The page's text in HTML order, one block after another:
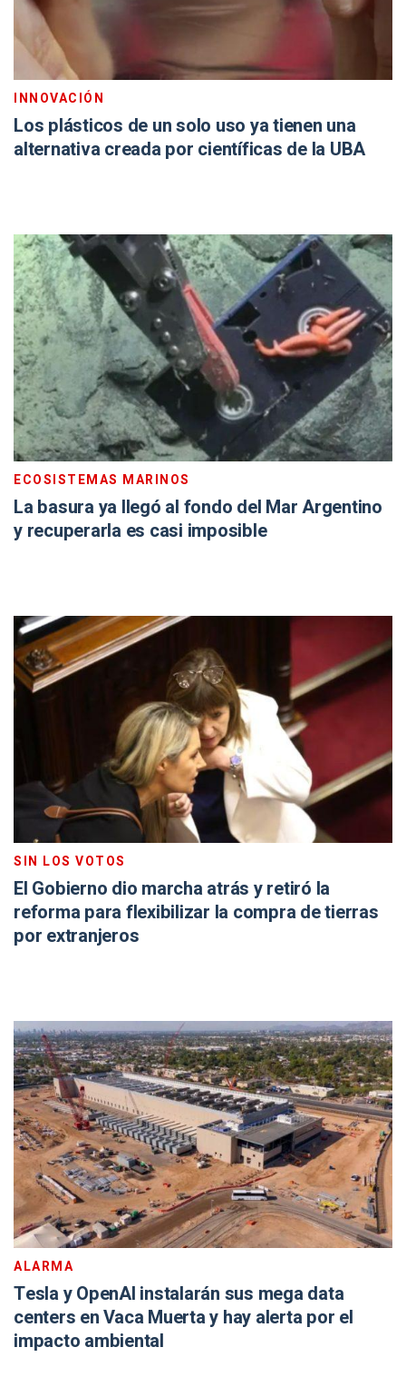
INNOVACIÓN
Los plásticos de un solo uso ya tienen una
alternativa creada por científicas de la UBA
ECOSISTEMAS MARINOS
La basura ya llegó al fondo del Mar Argentino
y recuperarla es casi imposible
SIN LOS VOTOS
El Gobierno dio marcha atrás y retiró la
reforma para flexibilizar la compra de tierras
por extranjeros
ALARMA
Tesla y OpenAI instalarán sus mega data
centers en Vaca Muerta y hay alerta por el
impacto ambiental